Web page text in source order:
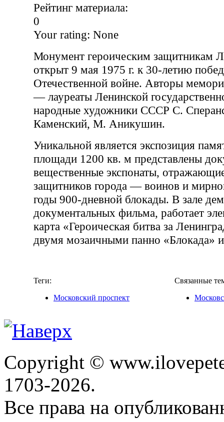
Рейтинг материала:
0
Your rating: None
Монумент героическим защитникам
открыт 9 мая 1975 г. к 30-летию
Отечественной войне. Авторы
— лауреаты Ленинской
народные художники СССР С.
Каменский, М. Аникушин.
Уникальной является экспозиция
площади 1200 кв. м представлены
вещественные экспонаты,
защитников города — воинов и
годы 900-дневной блокады. В зале
документальных фильма, работает
карта «Героическая битва за
двумя мозаичными панно «Блокада»
Теги:
Московский проспект
Связанные
Copyright ©
1703-2026.
Все права на